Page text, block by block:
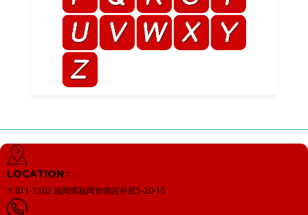
LOCATION :
〒811-1302福岡県福岡市南区井尻5-20-15